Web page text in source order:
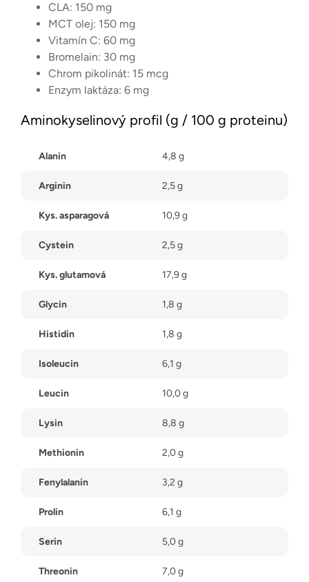
CLA: 150 mg
MCT olej: 150 mg
Vitamín C: 60 mg
Bromelain: 30 mg
Chrom pikolinát: 15 mcg
Enzym laktáza: 6 mg
Aminokyselinový profil (g / 100 g proteinu)
Alanin 4,8 g
Arginin 2,5 g
Kys. asparagová 10,9 g
Cystein 2,5 g
Kys. glutamová 17,9 g
Glycin 1,8 g
Histidin 1,8 g
Isoleucin 6,1 g
Leucin 10,0 g
Lysin 8,8 g
Methionin 2,0 g
Fenylalanin 3,2 g
Prolin 6,1 g
Serin 5,0 g
Threonin 7,0 g